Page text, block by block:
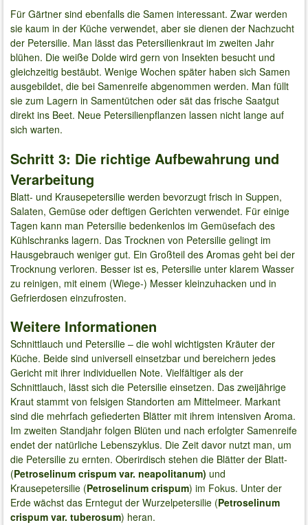
Für Gärtner sind ebenfalls die Samen interessant. Zwar werden
sie kaum in der Küche verwendet, aber sie dienen der Nachzucht
der Petersilie. Man lässt das Petersilienkraut im zweiten Jahr
blühen. Die weiße Dolde wird gern von Insekten besucht und
gleichzeitig bestäubt. Wenige Wochen später haben sich Samen
ausgebildet, die bei Samenreife abgenommen werden. Man füllt
sie zum Lagern in Samentütchen oder sät das frische Saatgut
direkt ins Beet. Neue Petersilienpflanzen lassen nicht lange auf
sich warten.
Schritt 3: Die richtige Aufbewahrung und
Verarbeitung
Blatt- und Krausepetersilie werden bevorzugt frisch in Suppen,
Salaten, Gemüse oder deftigen Gerichten verwendet. Für einige
Tagen kann man Petersilie bedenkenlos im Gemüsefach des
Kühlschranks lagern. Das Trocknen von Petersilie gelingt im
Hausgebrauch weniger gut. Ein Großteil des Aromas geht bei der
Trocknung verloren. Besser ist es, Petersilie unter klarem Wasser
zu reinigen, mit einem (Wiege-) Messer kleinzuhacken und in
Gefrierdosen einzufrosten.
Weitere Informationen
Schnittlauch und Petersilie – die wohl wichtigsten Kräuter der
Küche. Beide sind universell einsetzbar und bereichern jedes
Gericht mit ihrer individuellen Note. Vielfältiger als der
Schnittlauch, lässt sich die Petersilie einsetzen. Das zweijährige
Kraut stammt von felsigen Standorten am Mittelmeer. Markant
sind die mehrfach gefiederten Blätter mit ihrem intensiven Aroma.
Im zweiten Standjahr folgen Blüten und nach erfolgter Samenreife
endet der natürliche Lebenszyklus. Die Zeit davor nutzt man, um
die Petersilie zu ernten. Oberirdisch stehen die Blätter der Blatt-
(Petroselinum crispum var. neapolitanum) und
Krausepetersilie (Petroselinum crispum) im Fokus. Unter der
Erde wächst das Erntegut der Wurzelpetersilie (Petroselinum
crispum var. tuberosum) heran.